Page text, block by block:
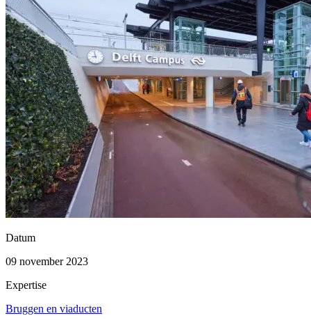
Datum
09 november 2023
Expertise
Bruggen en viaducten